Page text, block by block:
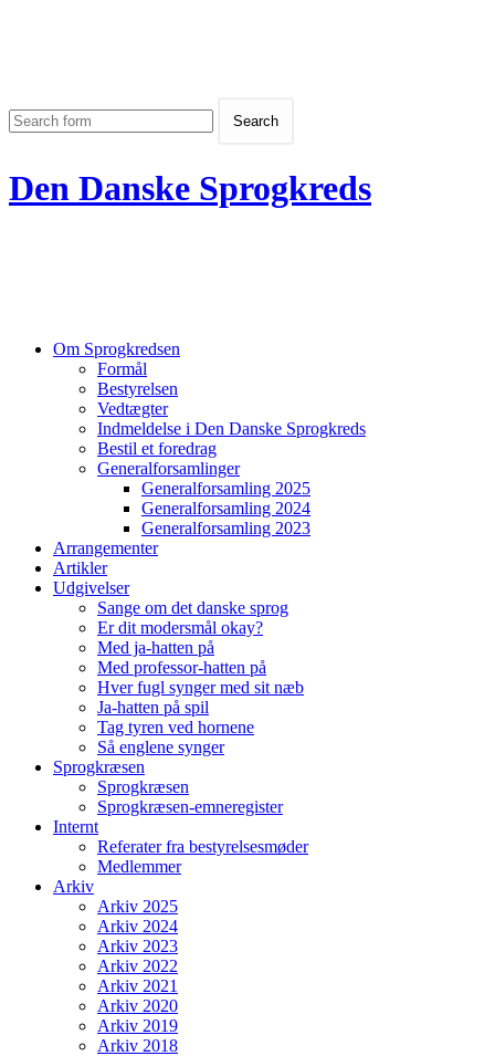
Den Danske Sprogkreds
Om Sprogkredsen
Formål
Bestyrelsen
Vedtægter
Indmeldelse i Den Danske Sprogkreds
Bestil et foredrag
Generalforsamlinger
Generalforsamling 2025
Generalforsamling 2024
Generalforsamling 2023
Arrangementer
Artikler
Udgivelser
Sange om det danske sprog
Er dit modersmål okay?
Med ja-hatten på
Med professor-hatten på
Hver fugl synger med sit næb
Ja-hatten på spil
Tag tyren ved hornene
Så englene synger
Sprogkræsen
Sprogkræsen
Sprogkræsen-emneregister
Internt
Referater fra bestyrelsesmøder
Medlemmer
Arkiv
Arkiv 2025
Arkiv 2024
Arkiv 2023
Arkiv 2022
Arkiv 2021
Arkiv 2020
Arkiv 2019
Arkiv 2018